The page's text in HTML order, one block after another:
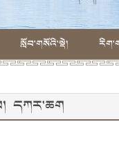
སློབ་གསོའི་སྡེ།
དཀར་ཆག